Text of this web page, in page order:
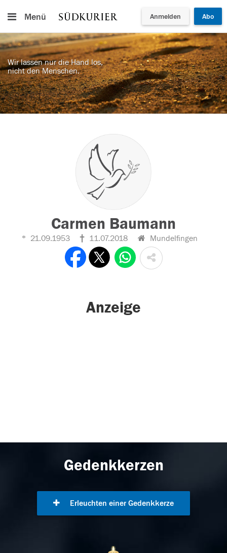
Menü Anmelden Abo
Wir lassen nur die Hand los,
nicht den Menschen.
Carmen Baumann
21.09.1953 11.07.2018 Mundelfingen
Anzeige
Gedenkkerzen
Erleuchten einer Gedenkkerze